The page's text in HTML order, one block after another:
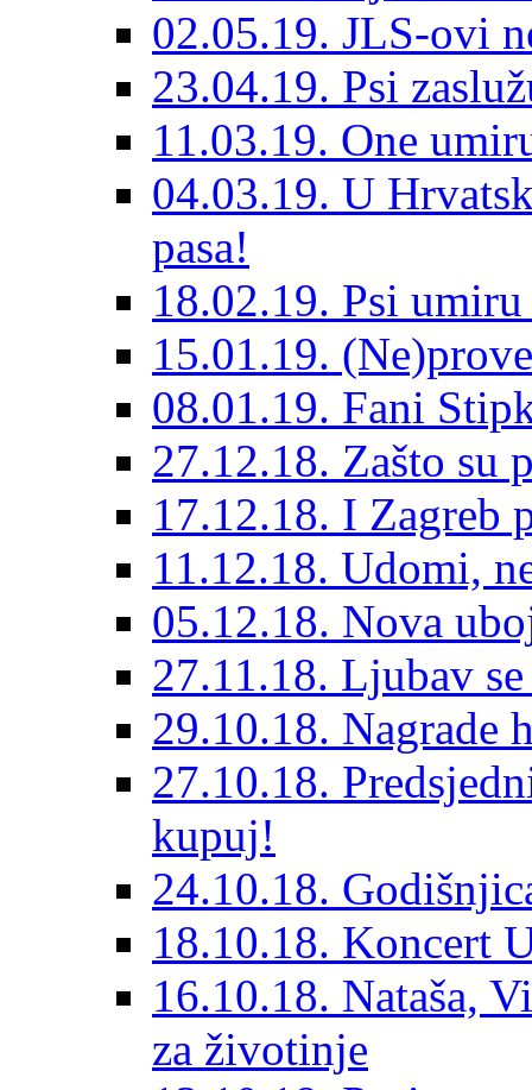
02.05.19. JLS-ovi
23.04.19. Psi
11.03.19. One
04.03.19. U
pasa!
18.02.19. Psi
15.01.19.
08.01.19. Fani
27.12.18. Zašto su
17.12.18. I Zagreb
11.12.18. Udomi,
05.12.18. Nova
27.11.18. Ljubav
29.10.18. Nagrade
27.10.18.
kupuj!
24.10.18.
18.10.18. Koncert
16.10.18. Nataša,
za životinje